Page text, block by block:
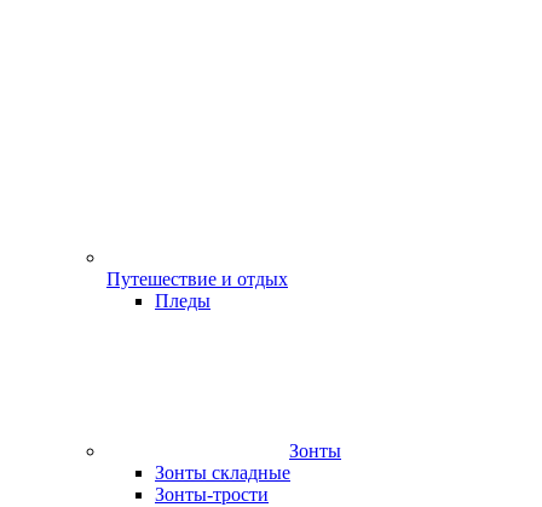
Путешествие и отдых
Пледы
Зонты
Зонты складные
Зонты-трости